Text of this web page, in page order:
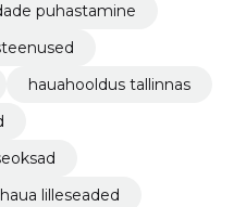
puhastamine
hauahooldus tallinnas
haua lilleseaded